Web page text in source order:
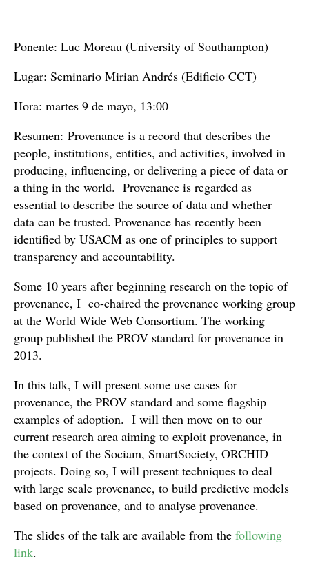
Ponente: Luc Moreau (University of Southampton)
Lugar: Seminario Mirian Andrés (Edificio CCT)
Hora: martes 9 de mayo, 13:00
Resumen: Provenance is a record that describes the
people, institutions, entities, and activities, involved in
producing, influencing, or delivering a piece of data or
a thing in the world. Provenance is regarded as
essential to describe the source of data and whether
data can be trusted. Provenance has recently been
identified by USACM as one of principles to support
transparency and accountability.
Some 10 years after beginning research on the topic of
provenance, I co-chaired the provenance working group
at the World Wide Web Consortium. The working
group published the PROV standard for provenance in
2013.
In this talk, I will present some use cases for
provenance, the PROV standard and some flagship
examples of adoption. I will then move on to our
current research area aiming to exploit provenance, in
the context of the Sociam, SmartSociety, ORCHID
projects. Doing so, I will present techniques to deal
with large scale provenance, to build predictive models
based on provenance, and to analyse provenance.
The slides of the talk are available from the following
link.